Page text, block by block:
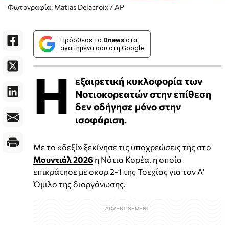
Φωτογραφία: Matias Delacroix / AP
Πρόσθεσε το Dnews στα
αγαπημένα σου στη Google
Η
εξαιρετική κυκλοφορία των
Νοτιοκορεατών στην επίθεση
δεν οδήγησε μόνο στην
ισοφάριση.
Με το «δεξί» ξεκίνησε τις υποχρεώσεις της στο
Μουντιάλ 2026 η Νότια Κορέα, η οποία
επικράτησε με σκορ 2-1 της Τσεχίας για τον Α'
Όμιλο της διοργάνωσης.